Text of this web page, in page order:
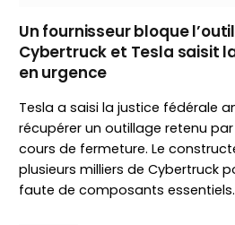
Un fournisseur bloque
Cybertruck et Tesla saisit
en urgence
Tesla a saisi la justice fédérale
récupérer un outillage retenu
cours de fermeture. Le
plusieurs milliers de Cybertruck
faute de composants essentiels.